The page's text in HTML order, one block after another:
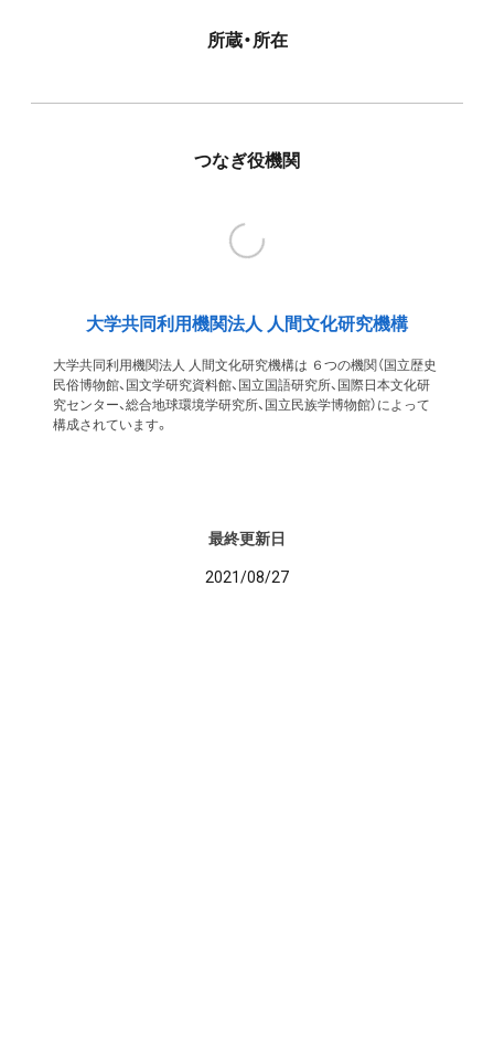
所蔵・所在
つなぎ役機関
大学共同利用機関法人 人間文化研究機構
大学共同利用機関法人 人間文化研究機構は ６つの機関（国立歴史
民俗博物館、国文学研究資料館、国立国語研究所、国際日本文化研
究センター、総合地球環境学研究所、国立民族学博物館）によって
構成されています。
最終更新日
2021/08/27